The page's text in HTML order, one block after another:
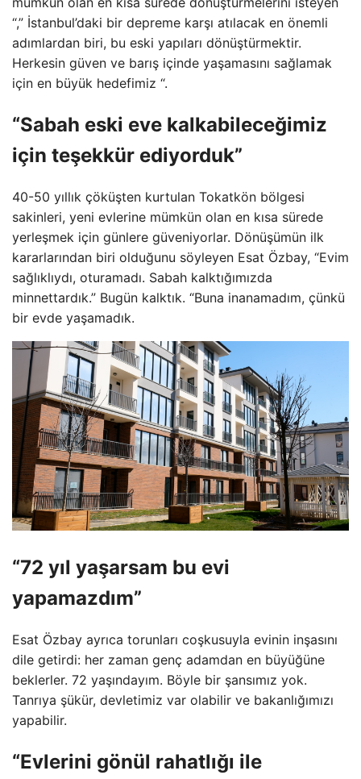
“,” İstanbul’daki bir depreme karşı atılacak en önemli
adımlardan biri, bu eski yapıları dönüştürmektir.
Herkesin güven ve barış içinde yaşamasını sağlamak
için en büyük hedefimiz “.
“Sabah eski eve kalkabileceğimiz
için teşekkür ediyorduk”
40-50 yıllık çöküşten kurtulan Tokatkön bölgesi
sakinleri, yeni evlerine mümkün olan en kısa sürede
yerleşmek için günlere güveniyorlar. Dönüşümün ilk
kararlarından biri olduğunu söyleyen Esat Özbay, “Evim
sağlıklıydı, oturamadı. Sabah kalktığımızda
minnettardık.” Bugün kalktık. “Buna inanamadım, çünkü
bir evde yaşamadık.
“72 yıl yaşarsam bu evi
yapamazdım”
Esat Özbay ayrıca torunları coşkusuyla evinin inşasını
dile getirdi: her zaman genç adamdan en büyüğüne
beklerler. 72 yaşındayım. Böyle bir şansımız yok.
Tanrıya şükür, devletimiz var olabilir ve bakanlığımızı
yapabilir.
“Evlerini gönül rahatlığı ile